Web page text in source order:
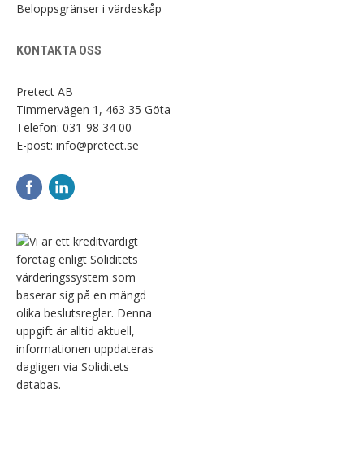
Beloppsgränser i värdeskåp
KONTAKTA OSS
Pretect AB
Timmervägen 1, 463 35 Göta
Telefon: 031-98 34 00
E-post: info@pretect.se